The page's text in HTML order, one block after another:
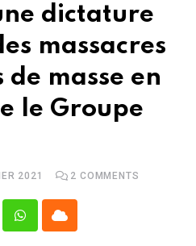
dictature
massacres
de masse en
le Groupe
2021 2 COMMENTS
WhatsappCloud